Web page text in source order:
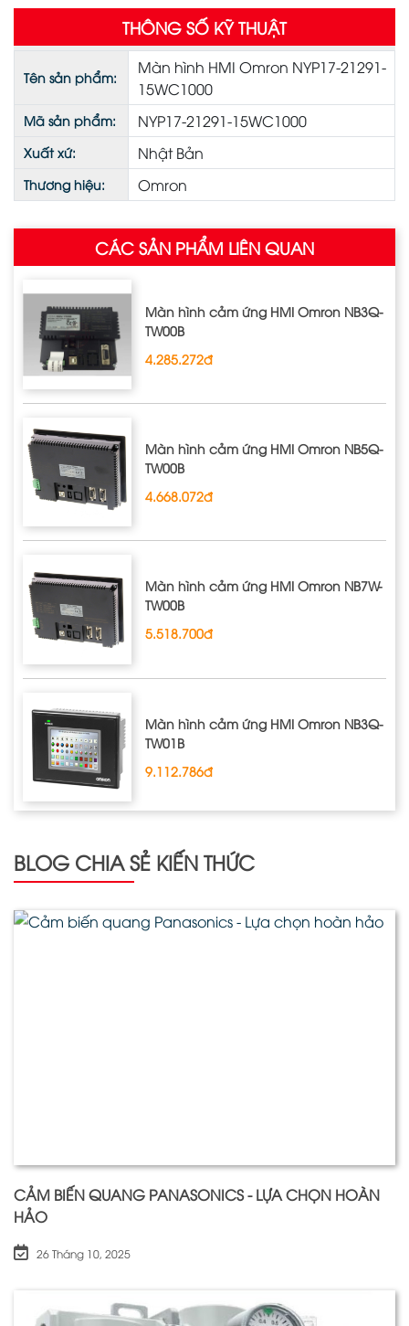
THÔNG SỐ KỸ THUẬT
Tên sản phẩm:
Màn hình HMI Omron NYP17-21291-
15WC1000
Mã sản phẩm: NYP17-21291-15WC1000
Xuất xứ: Nhật Bản
Thương hiệu: Omron
CÁC SẢN PHẨM LIÊN QUAN
Màn hình cảm ứng HMI Omron NB3Q‐
TW00B
4.285.272đ
Màn hình cảm ứng HMI Omron NB5Q‐
TW00B
4.668.072đ
Màn hình cảm ứng HMI Omron NB7W‐
TW00B
5.518.700đ
Màn hình cảm ứng HMI Omron NB3Q‐
TW01B
9.112.786đ
BLOG CHIA SẺ KIẾN THỨC
CẢM BIẾN QUANG PANASONICS - LỰA CHỌN HOÀN
HẢO
26 Tháng 10, 2025